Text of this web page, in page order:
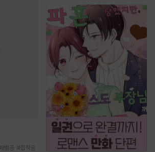
재벌공 #집착공